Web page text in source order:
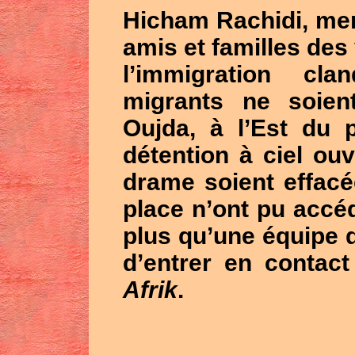
Hicham Rachidi,
amis et familles
l’immigration
migrants ne
Oujda, à l’Est du
détention à ciel
drame soient
place n’ont pu
plus qu’une équipe
d’entrer en
Afrik.